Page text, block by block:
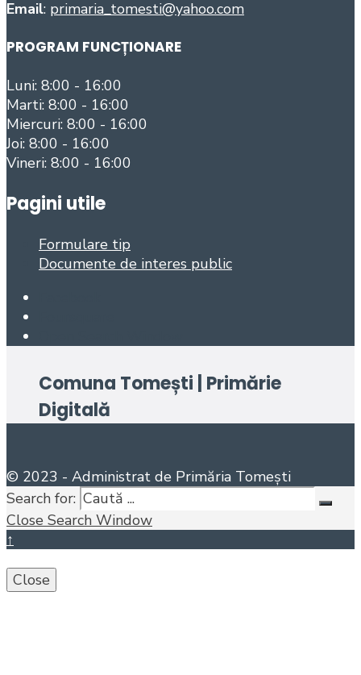
Email: primaria_tomesti@yahoo.com
PROGRAM FUNCȚIONARE
Luni: 8:00 - 16:00
Marti: 8:00 - 16:00
Miercuri: 8:00 - 16:00
Joi: 8:00 - 16:00
Vineri: 8:00 - 16:00
Pagini utile
Formulare tip
Documente de interes public
Comuna Tomești | Primărie
Digitală
© 2023 - Administrat de Primăria Tomești
Search for:
Close Search Window
↑
Close